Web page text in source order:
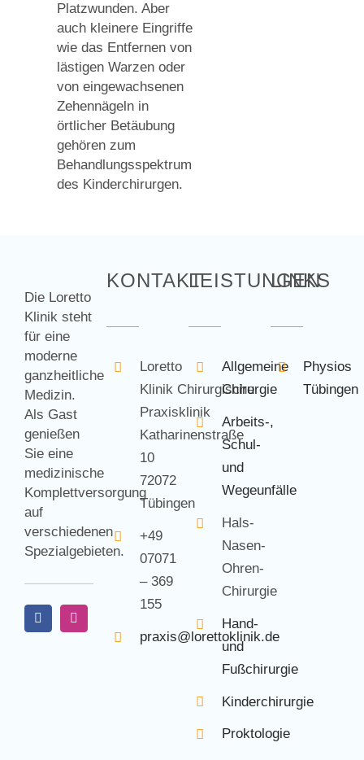
Platzwunden. Aber
auch kleinere Eingriffe
wie das Entfernen von
lästigen Warzen oder
von eingewachsenen
Zehennägeln in
örtlicher Betäubung
gehören zum
Behandlungsspektrum
des Kinderchirurgen.
Die Loretto
Klinik steht
für eine
moderne
ganzheitliche
Medizin.
Als Gast
genießen
Sie eine
medizinische
Komplettversorgung
auf
verschiedenen
Spezialgebieten.
KONTAKT
Loretto
Klinik Chirurgische
Praxisklinik
Katharinenstraße
10
72072
Tübingen
+49
07071
– 369
155
praxis@lorettoklinik.de
LEISTUNGEN
Allgemeine
Chirurgie
Arbeits-,
Schul-
und
Wegeunfälle
Hals-
Nasen-
Ohren-
Chirurgie
Hand-
und
Fußchirurgie
Kinderchirurgie
Proktologie
LINKS
Physios
Tübingen